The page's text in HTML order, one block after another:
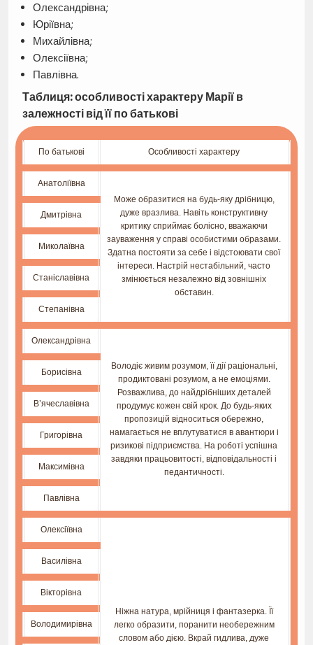
Олександрівна;
Юріївна;
Михайлівна;
Олексіївна;
Павлівна.
Таблиця: особливості характеру Марії в
залежності від її по батькові
По батькові Особливості характеру
Анатоліївна
Може образитися на будь-яку дрібницю,
дуже вразлива. Навіть конструктивну
критику сприймає болісно, вважаючи
зауваження у справі особистими образами.
Здатна постояти за себе і відстоювати свої
інтереси. Настрій нестабільний, часто
змінюється незалежно від зовнішніх
обставин.
Дмитрівна
Миколаївна
Станіславівна
Степанівна
Олександрівна
Володіє живим розумом, її дії раціональні,
продиктовані розумом, а не емоціями.
Розважлива, до найдрібніших деталей
продумує кожен свій крок. До будь-яких
пропозицій відноситься обережно,
намагається не вплутуватися в авантюри і
ризикові підприємства. На роботі успішна
завдяки працьовитості, відповідальності і
педантичності.
Борисівна
В’ячеславівна
Григорівна
Максимівна
Павлівна
Олексіївна
Ніжна натура, мрійниця і фантазерка. Її
легко образити, поранити необережним
словом або дією. Вкрай гидлива, дуже
Василівна
Вікторівна
Володимирівна